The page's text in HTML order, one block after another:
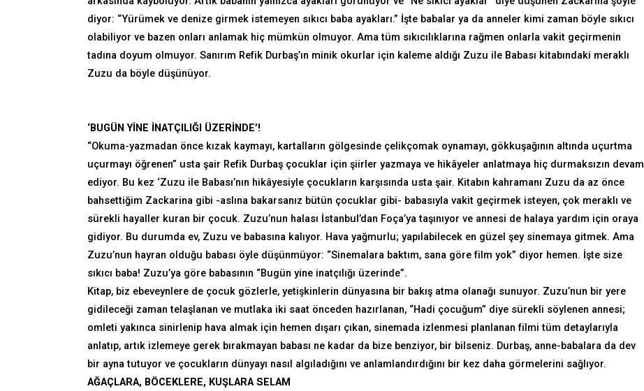
diyor: “Yürümek ve denize girmek istemeyen sıkıcı baba ayakları.” İşte babalar ya da anneler kimi zaman böyle sıkıcı
olabiliyor ve bazen onları anlamak hiç mümkün olmuyor. Ama tüm sıkıcılıklarına rağmen onlarla vakit geçirmenin
tadına doyum olmuyor. Sanırım Refik Durbaş’ın minik okurlar için kaleme aldığı Zuzu ile Babası kitabındaki meraklı
Zuzu da böyle düşünüyor.
‘BUGÜN YİNE İNATÇILIĞI ÜZERİNDE’!
“Okuma-yazmadan önce kızak kaymayı, kartalların gölgesinde çelikçomak oynamayı, gökkuşağının altında uçurtma
uçurmayı öğrenen” usta şair Refik Durbaş çocuklar için şiirler yazmaya ve hikâyeler anlatmaya hiç durmaksızın devam
ediyor. Bu kez ‘Zuzu ile Babası’nın hikâyesiyle çocukların karşısında usta şair. Kitabın kahramanı Zuzu da az önce
bahsettiğim Zackarina gibi -aslına bakarsanız bütün çocuklar gibi- babasıyla vakit geçirmek isteyen, çok meraklı ve
sürekli hayaller kuran bir çocuk. Zuzu’nun halası İstanbul’dan Foça’ya taşınıyor ve annesi de halaya yardım için oraya
gidiyor. Bu durumda ev, Zuzu ve babasına kalıyor. Hava yağmurlu; yapılabilecek en güzel şey sinemaya gitmek. Ama
Zuzu’nun hayran olduğu babası öyle düşünmüyor: “Sinemalara baktım, sana göre film yok” diyor hemen. İşte size
sıkıcı baba! Zuzu’ya göre babasının “Bugün yine inatçılığı üzerinde”.
Kitap, biz ebeveynlere de çocuk gözlerle, yetişkinlerin dünyasına bir bakış atma olanağı sunuyor. Zuzu’nun bir yere
gidileceği zaman telaşlanan ve mutlaka iki saat önceden hazırlanan, “Hadi çocuğum” diye sürekli söylenen annesi;
omleti yakınca sinirlenip hava almak için hemen dışarı çıkan, sinemada izlenmesi planlanan filmi tüm detaylarıyla
anlatıp, artık izlemeye gerek bırakmayan babası ne kadar da bize benziyor, bir bilseniz. Durbaş, anne-babalara da dev
bir ayna tutuyor ve çocukların dünyayı nasıl algıladığını ve anlamlandırdığını bir kez daha görmelerini sağlıyor.
AĞAÇLARA, BÖCEKLERE, KUŞLARA SELAM